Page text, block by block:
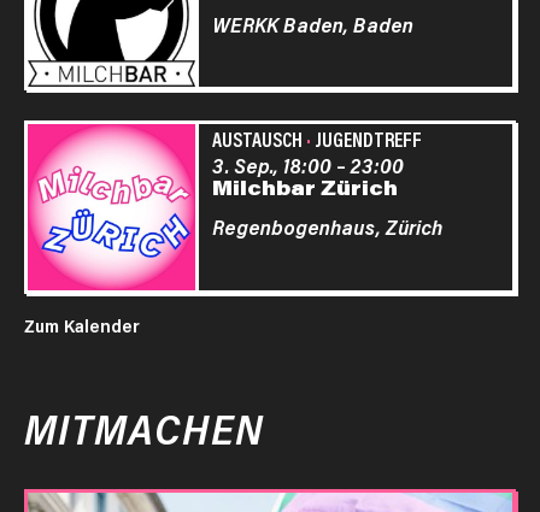
WERKK Baden, Baden
AUSTAUSCH · JUGENDTREFF
Milchbar Zürich
3. Sep., 18:00–23:00
Regenbogenhaus, Zürich
Zum Kalender
MITMACHEN